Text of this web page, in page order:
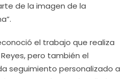
de la imagen de la
el trabajo que realiza
pero también el
seguimiento personalizado a